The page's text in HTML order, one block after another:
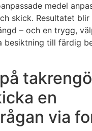
medel
skick. Resultatet
– och en trygg,
besiktning till färdig
en
via